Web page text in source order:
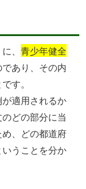
に、青少年健全
あり、その内
す。
適用されるか
どの部分に当
、どの都道府
うことを分か